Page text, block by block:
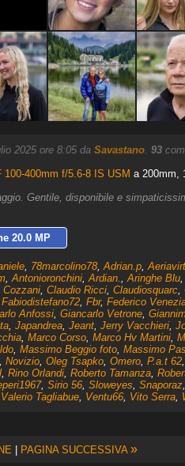
2025 ore 8:05 da Savastano. 93
100-400mm f/5.6-8 IS USM a 200mm,
Gentile, disponibile e
20.0 MP
, 78marcolino78,Adrian.p,
,Antonioronchini,Ardian.,Aringhe Blu,
Cozzani, Claudio Ricci, Claudiosquarc,
Fabiodistefano72, Fbr, Federico
Anfossi, Giancarlo Vetrone,
, Japandrea, Jeant, Jerry Vacchieri,
, Marco Corso, Marco Hv Martini,
, Massimo Beggio foto, Massimo
Novizio, Oleg Tsapko, Omero, P.a.t 62,
, Rino Orlandi, Roberto Tamanza,
, Sirio 56, Sloweyes, Snaporaz,
Valerio Tagliabue, Ventu66, Vito Serra,
PAGINA SUCCESSIVA »